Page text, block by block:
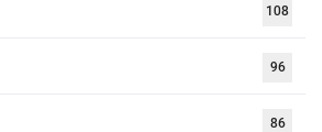
108
96
86